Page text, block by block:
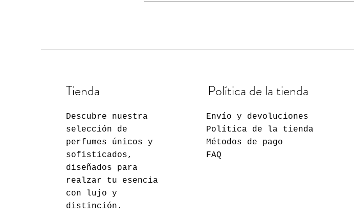
Tienda
Descubre nuestra
selección de
perfumes únicos y
sofisticados,
diseñados para
realzar tu esencia
con lujo y
distinción.
Política de la tienda
Envío y devoluciones
Política de la tienda
Métodos de pago
FAQ